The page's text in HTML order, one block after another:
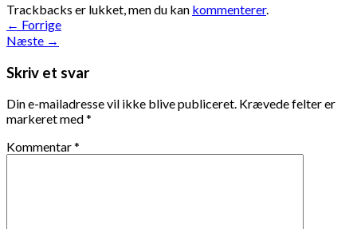
Trackbacks er lukket, men du kan kommenterer.
← Forrige
Næste →
Skriv et svar
Din e-mailadresse vil ikke blive publiceret. Krævede felter er
markeret med*
Kommentar*